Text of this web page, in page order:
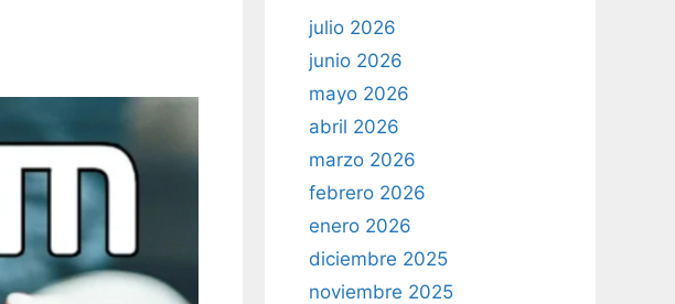
julio 2026
junio 2026
mayo 2026
abril 2026
marzo 2026
febrero 2026
enero 2026
diciembre 2025
noviembre 2025